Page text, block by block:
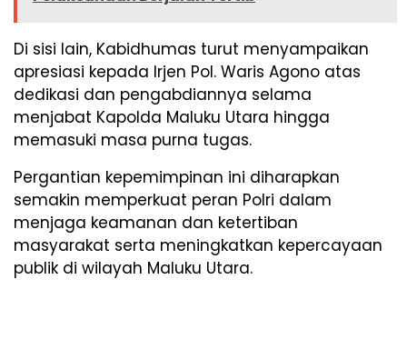
Di sisi lain, Kabidhumas turut menyampaikan
apresiasi kepada Irjen Pol. Waris Agono atas
dedikasi dan pengabdiannya selama
menjabat Kapolda Maluku Utara hingga
memasuki masa purna tugas.
Pergantian kepemimpinan ini diharapkan
semakin memperkuat peran Polri dalam
menjaga keamanan dan ketertiban
masyarakat serta meningkatkan kepercayaan
publik di wilayah Maluku Utara.